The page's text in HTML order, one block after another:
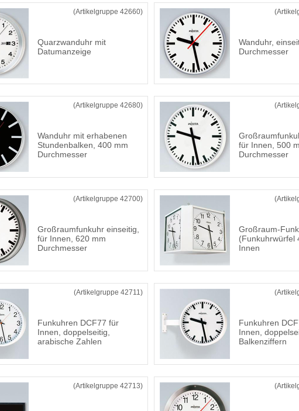
(Artikelgruppe 42660)
Quarzwanduhr mit
Datumanzeige
Wanduhr,
Durchmesser
(Artikelgruppe 42680)
Wanduhr mit erhabenen
Stundenbalken, 400 mm
Durchmesser
für Innen, 500
Durchmesser
(Artikelgruppe 42700)
Großraumfunkuhr einseitig,
für Innen, 620 mm
Durchmesser
Großraum-
(Funkuhrwürfel
Innen
(Artikelgruppe 42711)
Funkuhren DCF77 für
Innen, doppelseitig,
arabische Zahlen
Funkuhren
Innen,
Balkenziffern
(Artikelgruppe 42713)